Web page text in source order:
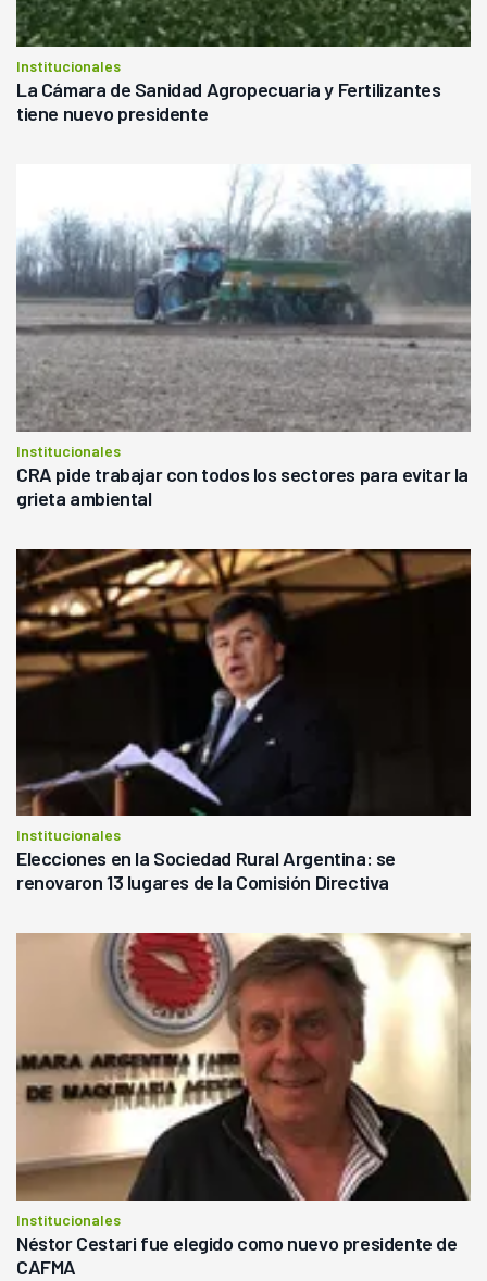
Institucionales
La Cámara de Sanidad Agropecuaria y Fertilizantes
tiene nuevo presidente
Institucionales
CRA pide trabajar con todos los sectores para evitar la
grieta ambiental
Institucionales
Elecciones en la Sociedad Rural Argentina: se
renovaron 13 lugares de la Comisión Directiva
Institucionales
Néstor Cestari fue elegido como nuevo presidente de
CAFMA